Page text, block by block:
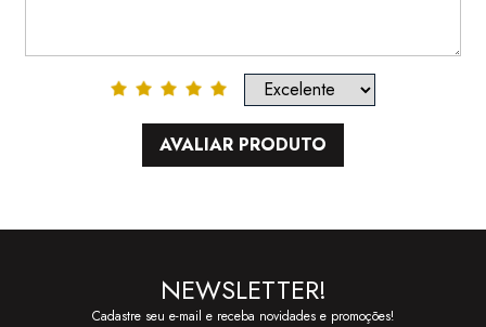
AVALIAR PRODUTO
NEWSLETTER!
Cadastre seu e-mail e receba novidades e promoções!